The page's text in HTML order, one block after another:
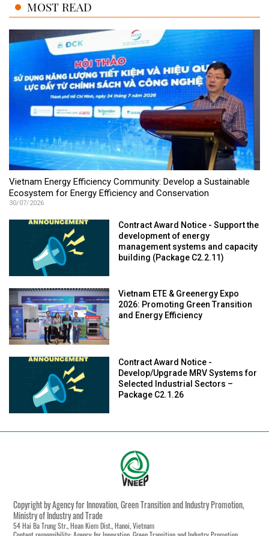
MOST READ
Vietnam Energy Efficiency Community: Develop a Sustainable
Ecosystem for Energy Efficiency and Conservation
30/07/2026
Contract Award Notice - Support the
development of energy
management systems and capacity
building (Package C2.2.11)
Vietnam ETE & Greenergy Expo
2026: Promoting Green Transition
and Energy Efficiency
Contract Award Notice -
Develop/Upgrade MRV Systems for
Selected Industrial Sectors –
Package C2.1.26
Copyright by Agency for Innovation, Green Transition and Industry Promotion,
Ministry of Industry and Trade
54 Hai Ba Trung Str., Hoan Kiem Dist., Hanoi, Vietnam